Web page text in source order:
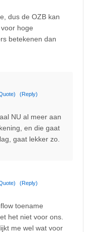
dus de OZB kan
hoge
betekenen dan
(Reply)
NU al meer aan
en die gaat
gaat lekker zo.
(Reply)
toename
het niet voor ons.
me wel wat voor